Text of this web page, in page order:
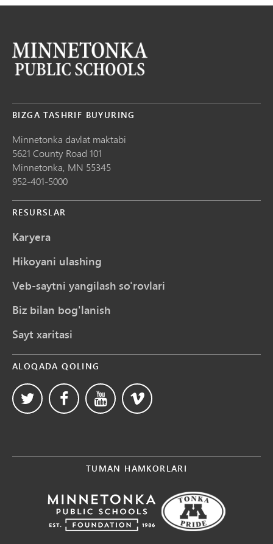
BIZGA TASHRIF BUYURING
Minnetonka davlat maktabi
5621 County Road 101
Minnetonka, MN 55345
952-401-5000
RESURSLAR
Karyera
Hikoyani ulashing
Veb-saytni yangilash so'rovlari
Biz bilan bog'lanish
Sayt xaritasi
ALOQADA QOLING
TUMAN HAMKORLARI